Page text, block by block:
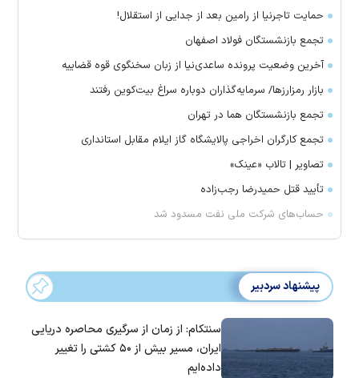
حمایت تاجرنیا از رامین بعد از جدایی از استقلال!
تجمع بازنشستگان فولاد اصفهان
آخرین وضعیت پرونده ساعدی‌نیا از زبان سخنگوی قوه قضاییه
بازار رمزارز‌ها/ سرمایه‌گذاران دوباره سراغ بیت‌کوین رفتند
تجمع بازنشستگان هما در تهران
تجمع کارگران اخراجی پالایشگاه گاز ایلام مقابل استانداری
تصاویر | تالاب «عینک»
تأیید قتل حمیدرضا رجب‌زاده
حساب‌های شرکت ملی نفت مسدود شد
پیشنهاد سردبیر
سنتکام: از زمان از سرگیری محاصره دریایی
ایران، مسیر بیش از ۵۰ کشتی را تغییر
داده‌ایم